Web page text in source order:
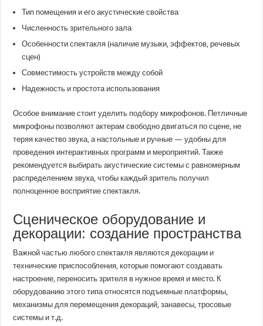
Тип помещения и его акустические свойства
Численность зрительного зала
Особенности спектакля (наличие музыки, эффектов, речевых
сцен)
Совместимость устройств между собой
Надежность и простота использования
Особое внимание стоит уделить подбору микрофонов. Петличные
микрофоны позволяют актерам свободно двигаться по сцене, не
теряя качество звука, а настольные и ручные — удобны для
проведения интерактивных программ и мероприятий. Также
рекомендуется выбирать акустические системы с равномерным
распределением звука, чтобы каждый зритель получил
полноценное восприятие спектакля.
Сценическое оборудование и
декорации: создание пространства
Важной частью любого спектакля являются декорации и
технические приспособления, которые помогают создавать
настроение, переносить зрителя в нужное время и место. К
оборудованию этого типа относятся подъемные платформы,
механизмы для перемещения декораций, занавесы, тросовые
системы и т.д.